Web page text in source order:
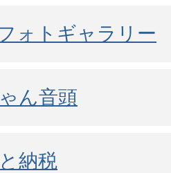
ォトギャラリー
ん音頭
納税